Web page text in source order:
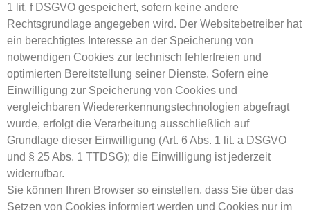
1 lit. f DSGVO gespeichert, sofern keine andere
Rechtsgrundlage angegeben wird. Der Websitebetreiber hat
ein berechtigtes Interesse an der Speicherung von
notwendigen Cookies zur technisch fehlerfreien und
optimierten Bereitstellung seiner Dienste. Sofern eine
Einwilligung zur Speicherung von Cookies und
vergleichbaren Wiedererkennungstechnologien abgefragt
wurde, erfolgt die Verarbeitung ausschließlich auf
Grundlage dieser Einwilligung (Art. 6 Abs. 1 lit. a DSGVO
und § 25 Abs. 1 TTDSG); die Einwilligung ist jederzeit
widerrufbar.
Sie können Ihren Browser so einstellen, dass Sie über das
Setzen von Cookies informiert werden und Cookies nur im